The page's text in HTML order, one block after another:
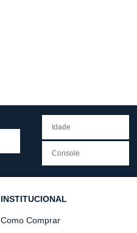
INSTITUCIONAL
Como Comprar